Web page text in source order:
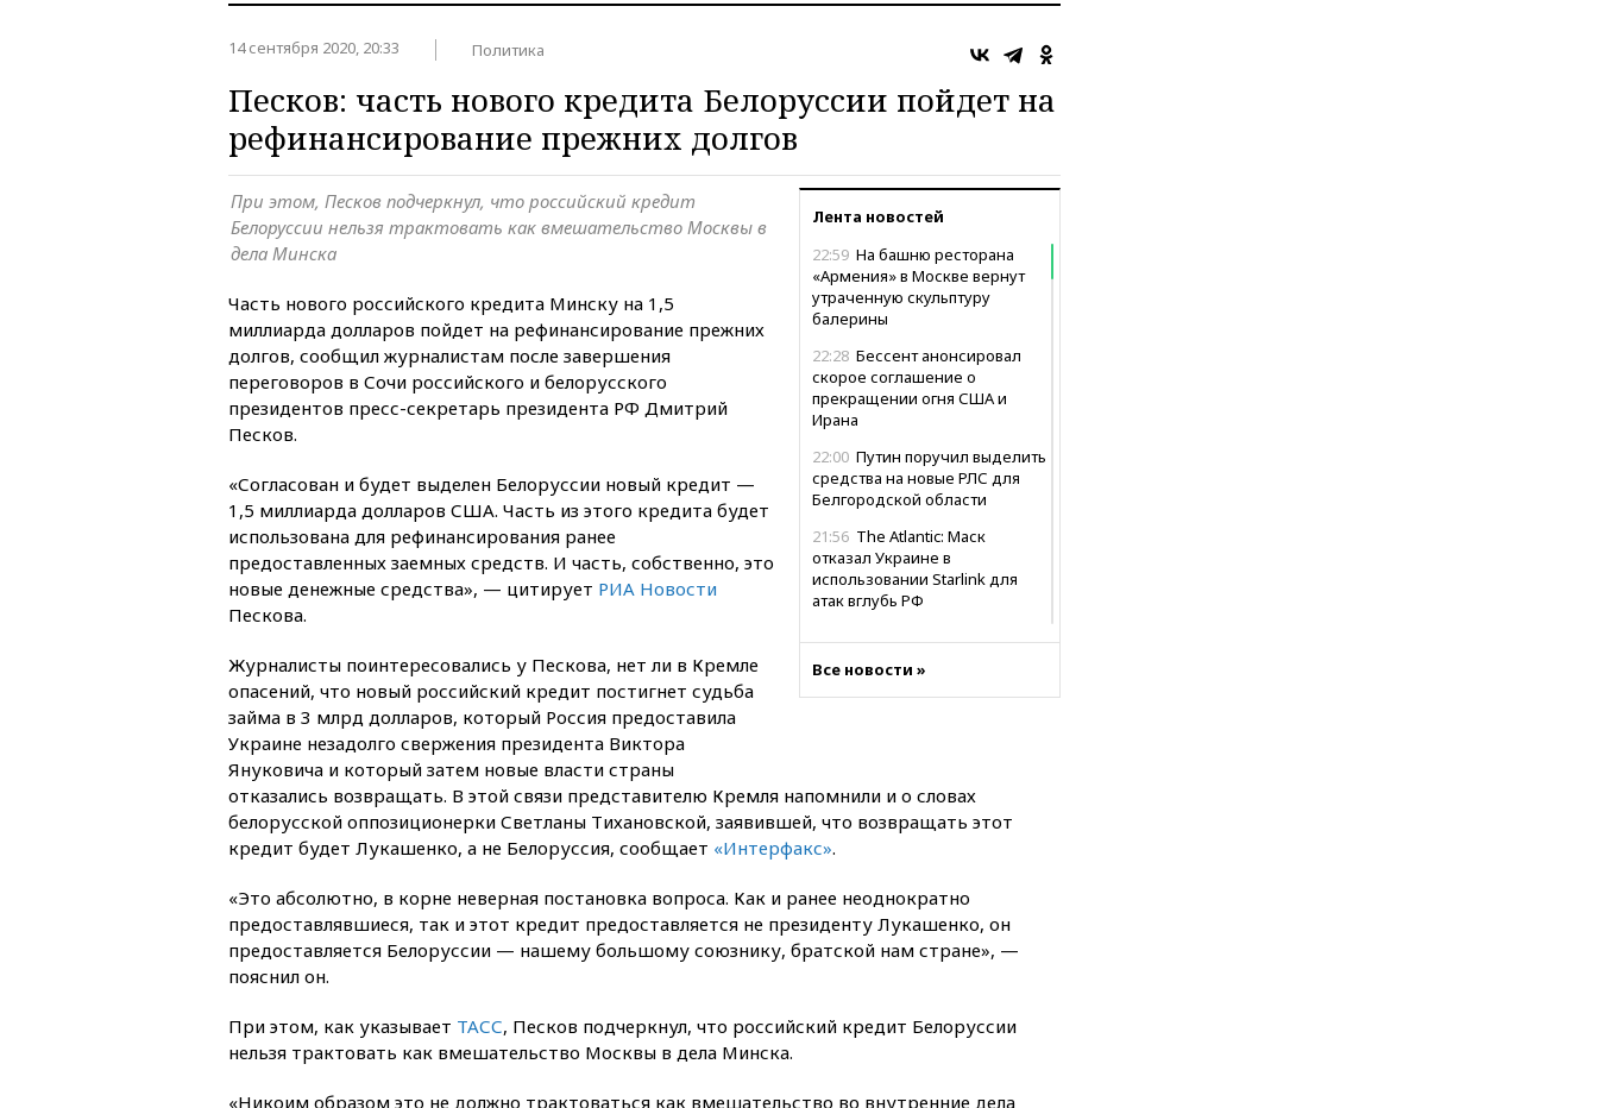
14 сентября 2020, 20:33 Политика
Песков: часть нового кредита Белоруссии пойдет на
рефинансирование прежних долгов
Лента новостей
22:59 На башню ресторана
«Армения» в Москве вернут
утраченную скульптуру
балерины
22:28 Бессент анонсировал
скорое соглашение о
прекращении огня США и
Ирана
22:00 Путин поручил выделить
средства на новые РЛС для
Белгородской области
21:56 The Atlantic: Маск
отказал Украине в
использовании Starlink для
атак вглубь РФ
уголовное дело
21:15 Пентагон опубликовал
16 новых видео с НЛО
Польшей скопилось свыше 6,5
тысячи грузовиков
20:53Швыдкой:
20:45 ПВО за день сбила еще
Все новости »
При этом, Песков подчеркнул, что российский кредит
Белоруссии нельзя трактовать как вмешательство Москвы в
дела Минска
Часть нового российского кредита Минску на 1,5
миллиарда долларов пойдет на рефинансирование прежних
долгов, сообщил журналистам после завершения
переговоров в Сочи российского и белорусского
президентов пресс-секретарь президента РФ Дмитрий
Песков.
«Согласован и будет выделен Белоруссии новый кредит —
1,5 миллиарда долларов США. Часть из этого кредита будет
использована для рефинансирования ранее
предоставленных заемных средств. И часть, собственно, это
новые денежные средства», — цитирует РИА Новости
Пескова.
Журналисты поинтересовались у Пескова, нет ли в Кремле
опасений, что новый российский кредит постигнет судьба
займа в 3 млрд долларов, который Россия предоставила
Украине незадолго свержения президента Виктора
Януковича и который затем новые власти страны
отказались возвращать. В этой связи представителю Кремля напомнили и о словах
белорусской оппозиционерки Светланы Тихановской, заявившей, что возвращать этот
кредит будет Лукашенко, а не Белоруссия, сообщает «Интерфакс».
«Это абсолютно, в корне неверная постановка вопроса. Как и ранее неоднократно
предоставлявшиеся, так и этот кредит предоставляется не президенту Лукашенко, он
предоставляется Белоруссии — нашему большому союзнику, братской нам стране», —
пояснил он.
При этом, как указывает ТАСС, Песков подчеркнул, что российский кредит Белоруссии
нельзя трактовать как вмешательство Москвы в дела Минска.
«Никоим образом это не должно трактоваться как вмешательство во внутренние дела